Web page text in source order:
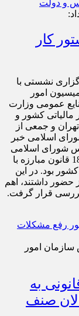
کار
نشستی با
امور
عمومی وزارت
کشور و
و جمعی از
اسلامی خبر
11 دی ماه، مجلس شورای اسلامی
میزبان مسئولان مرتبط با اجرای تبصره 4 ماده 18 قانون مبارزه با
بود. در این
داشتند، اهم
قرار گرفت.
سازمان امور
به
صنف